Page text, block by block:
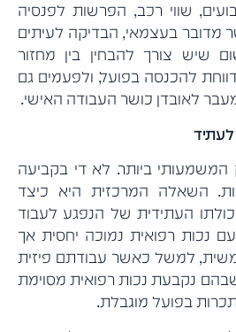
שווי רכב, הפרשות לפנסיה
מדובר בעצמאי, הבדיקה לעיתים
שיש צורך להבחין בין מחזור
להכנסה בפועל, ולפעמים גם
לאובדן כושר העבודה האישי.
המשמעותי ביותר. לא די בקביעה
השאלה המרכזית היא כיצד
העתידית של הנפגע לעבוד
נכות רפואית נמוכה יחסית אך
למשל כאשר עבודתם פיזית
נקבעת נכות רפואית מסוימת
בפועל מוגבלת.